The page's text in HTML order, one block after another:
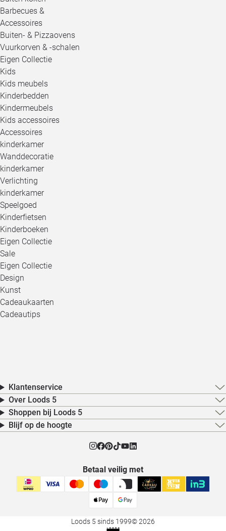
Barbecues &
Accessoires
Buiten- & Pizzaovens
Vuurkorven & -schalen
Eigen Collectie
Kids
Kids meubels
Kinderbedden
Kindermeubels
Kids accessoires
Accessoires
kinderkamer
Wanddecoratie
kinderkamer
Verlichting
kinderkamer
Speelgoed
Kinderfietsen
Kinderboeken
Eigen Collectie
Sale
Eigen Collectie
Design
Kunst
Cadeaukaarten
Cadeautips
Klantenservice
Over Loods 5
Shoppen bij Loods 5
Blijf op de hoogte
Betaal veilig met
Loods 5 sinds 1999© 2026